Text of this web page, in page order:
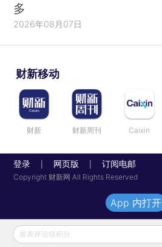
多
2026年08月07日
财新移动
财新 财新周刊 Caixin
登录 网页版 订阅电邮
Copyright 财新网 All Rights Reserved
发表评论得积分
App 内打开